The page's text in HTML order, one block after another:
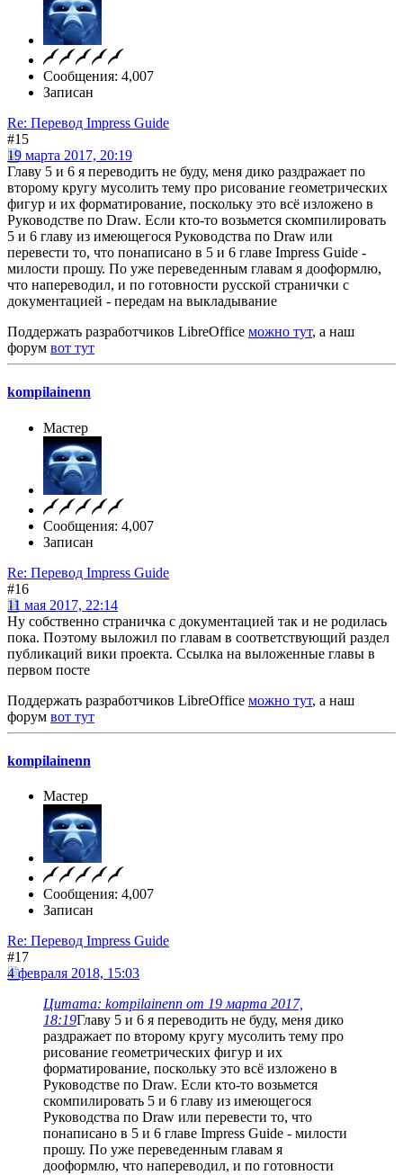
Сообщения: 4,007
Записан
Re: Перевод Impress Guide
#15
19 марта 2017, 20:19
Главу 5 и 6 я переводить не буду, меня дико раздражает по
второму кругу мусолить тему про рисование геометрических
фигур и их форматирование, поскольку это всё изложено в
Руководстве по Draw. Если кто-то возьмется скомпилировать
5 и 6 главу из имеющегося Руководства по Draw или
перевести то, что понаписано в 5 и 6 главе Impress Guide -
милости прошу. По уже переведенным главам я дооформлю,
что напереводил, и по готовности русской странички с
документацией - передам на выкладывание
Поддержать разработчиков LibreOffice можно тут, а наш
форум вот тут
kompilainenn
Мастер
Сообщения: 4,007
Записан
Re: Перевод Impress Guide
#16
11 мая 2017, 22:14
Ну собственно страничка с документацией так и не родилась
пока. Поэтому выложил по главам в соответствующий раздел
публикаций вики проекта. Ссылка на выложенные главы в
первом посте
Поддержать разработчиков LibreOffice можно тут, а наш
форум вот тут
kompilainenn
Мастер
Сообщения: 4,007
Записан
Re: Перевод Impress Guide
#17
4 февраля 2018, 15:03
Цитата: kompilainenn от 19 марта 2017,
18:19Главу 5 и 6 я переводить не буду, меня дико
раздражает по второму кругу мусолить тему про
рисование геометрических фигур и их
форматирование, поскольку это всё изложено в
Руководстве по Draw. Если кто-то возьмется
скомпилировать 5 и 6 главу из имеющегося
Руководства по Draw или перевести то, что
понаписано в 5 и 6 главе Impress Guide - милости
прошу. По уже переведенным главам я
дооформлю, что напереводил, и по готовности